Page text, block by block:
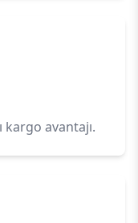
kargo avantajı.